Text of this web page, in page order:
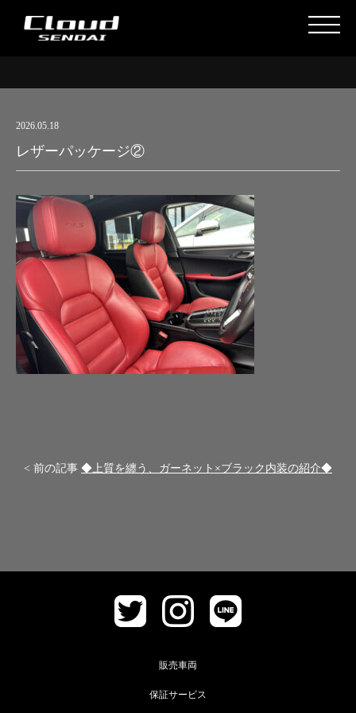
2026.05.18
レザーパッケージ②
< 前の記事 ◆上質を纏う、ガーネット×ブラック内装の紹介◆
販売車両
保証サービス